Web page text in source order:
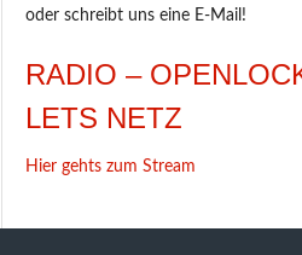
oder schreibt uns eine E-Mail!
RADIO –
LETS NETZ
Hier gehts zum Stream